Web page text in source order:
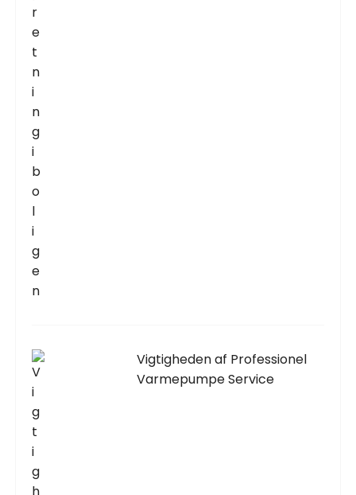
Vigtigheden af Professionel
Varmepumpe Service